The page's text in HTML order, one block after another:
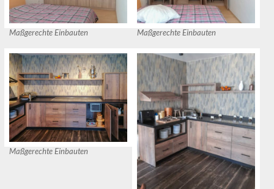
Maßgerechte Einbauten Maßgerechte Einbauten
Maßgerechte Einbauten